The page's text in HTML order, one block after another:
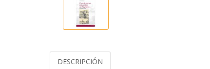
DESCRIPCIÓN